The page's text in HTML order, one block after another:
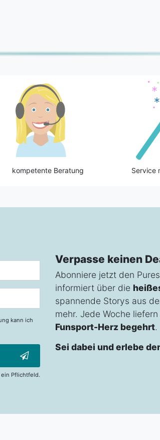
kompetente Beratung Service
kann ich
Pflichtfeld.
Verpasse keinen
Abonniere jetzt den
informiert über die
spannende Storys aus
mehr. Jede Woche
Funsport-Herz begehrt.
Sei dabei und erlebe